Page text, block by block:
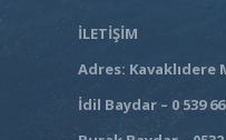
İLETİŞİM
Adres: Kavaklıdere
İdil Baydar – 0 539